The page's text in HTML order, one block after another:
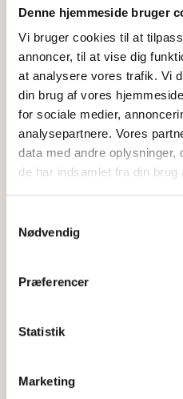
Denne hjemmeside bruger
Vi bruger cookies til at
annoncer, til at vise dig
at analysere vores trafik. Vi
din brug af vores
for sociale medier,
analysepartnere. Vores
data med andre oplysninger,
de har indsamlet fra din brug
Nødvendig
Præferencer
Statistik
Marketing
planlægningsmøde. Vi
til valg af kiste,
hvad der kan virkelig
pårørerende.
Kom i kontakt med os